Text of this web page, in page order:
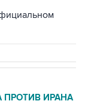
ПРОТИВ ИРАНА